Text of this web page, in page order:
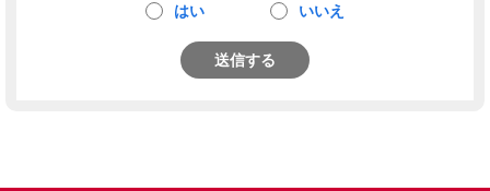
はい いいえ
送信する